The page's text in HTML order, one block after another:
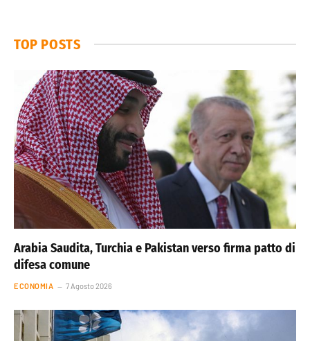
TOP POSTS
Arabia Saudita, Turchia e Pakistan verso firma patto di
difesa comune
ECONOMIA 7 Agosto 2026